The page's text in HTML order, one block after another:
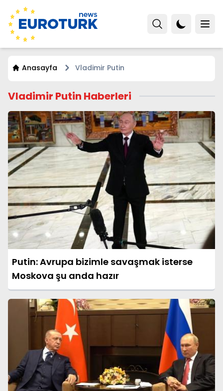
Anasayfa Vladimir Putin
Vladimir Putin Haberleri
Putin: Avrupa bizimle savaşmak isterse
Moskova şu anda hazır